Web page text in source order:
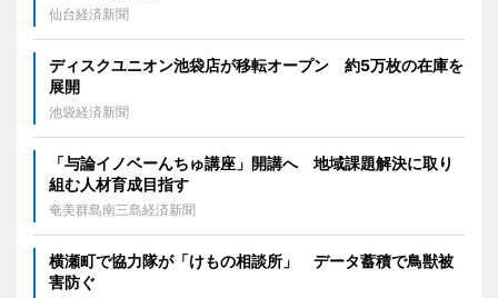
仙台経済新聞
ディスクユニオン池袋店が移転オープン 約5万枚の在庫を
展開
池袋経済新聞
「与論イノベーんちゅ講座」開講へ 地域課題解決に取り
組む人材育成目指す
奄美群島南三島経済新聞
横瀬町で協力隊が「けもの相談所」 データ蓄積で鳥獣被
害防ぐ